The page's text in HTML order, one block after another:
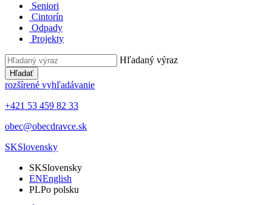
Seniori
Cintorín
Odpady
Projekty
Hľadaný výraz
Hľadať
rozšírené vyhľadávanie
+421 53 459 82 33
obec@obecdravce.sk
SKSlovensky
SKSlovensky
ENEnglish
PLPo polsku